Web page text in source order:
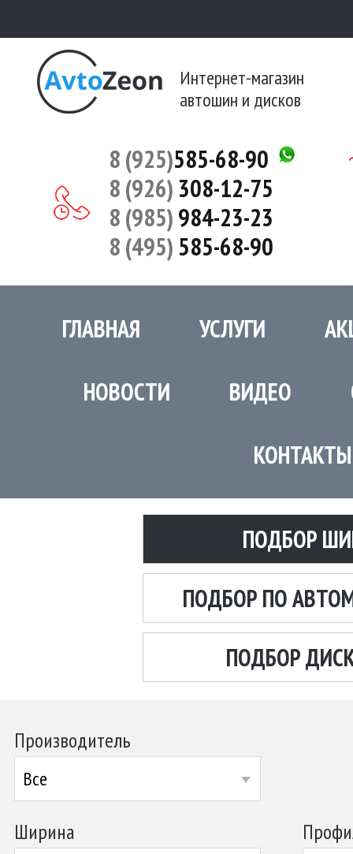
Интернет-магазин
автошин и дисков
8 (925)585-68-90
8 (926) 308-12-75
8 (985)984-23-23
8 (495)585-68-90
ГЛАВНАЯ УСЛУГИ
НОВОСТИ ВИДЕО
КОНТАКТЫ
ПОДБОР
ПОДБОР ПО
ПОДБОР
Производитель
Все
Ширина